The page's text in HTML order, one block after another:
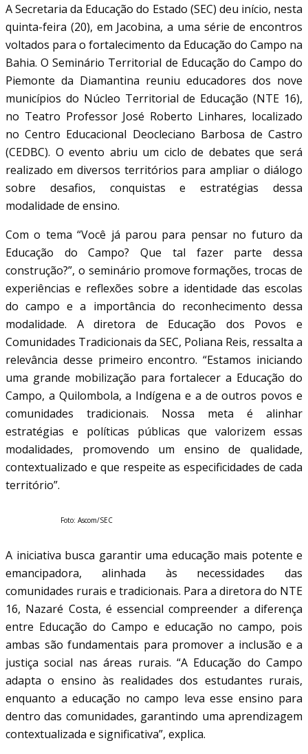
A Secretaria da Educação do Estado (SEC) deu início, nesta
quinta-feira (20), em Jacobina, a uma série de encontros
voltados para o fortalecimento da Educação do Campo na
Bahia. O Seminário Territorial de Educação do Campo do
Piemonte da Diamantina reuniu educadores dos nove
municípios do Núcleo Territorial de Educação (NTE 16),
no Teatro Professor José Roberto Linhares, localizado
no Centro Educacional Deocleciano Barbosa de Castro
(CEDBC). O evento abriu um ciclo de debates que será
realizado em diversos territórios para ampliar o diálogo
sobre desafios, conquistas e estratégias dessa
modalidade de ensino.
Com o tema “Você já parou para pensar no futuro da
Educação do Campo? Que tal fazer parte dessa
construção?”, o seminário promove formações, trocas de
experiências e reflexões sobre a identidade das escolas
do campo e a importância do reconhecimento dessa
modalidade. A diretora de Educação dos Povos e
Comunidades Tradicionais da SEC, Poliana Reis, ressalta a
relevância desse primeiro encontro. “Estamos iniciando
uma grande mobilização para fortalecer a Educação do
Campo, a Quilombola, a Indígena e a de outros povos e
comunidades tradicionais. Nossa meta é alinhar
estratégias e políticas públicas que valorizem essas
modalidades, promovendo um ensino de qualidade,
contextualizado e que respeite as especificidades de cada
território”.
Foto: Ascom/SEC
A iniciativa busca garantir uma educação mais potente e
emancipadora, alinhada às necessidades das
comunidades rurais e tradicionais. Para a diretora do NTE
16, Nazaré Costa, é essencial compreender a diferença
entre Educação do Campo e educação no campo, pois
ambas são fundamentais para promover a inclusão e a
justiça social nas áreas rurais. “A Educação do Campo
adapta o ensino às realidades dos estudantes rurais,
enquanto a educação no campo leva esse ensino para
dentro das comunidades, garantindo uma aprendizagem
contextualizada e significativa”, explica.